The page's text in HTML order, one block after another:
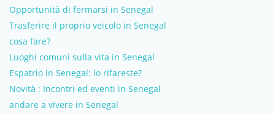
Opportunità di fermarsi in Senegal
Trasferire il proprio veicolo in Senegal
cosa fare?
Luoghi comuni sulla vita in Senegal
Espatrio in Senegal: lo rifareste?
Novità : Incontri ed eventi in Senegal
andare a vivere in Senegal